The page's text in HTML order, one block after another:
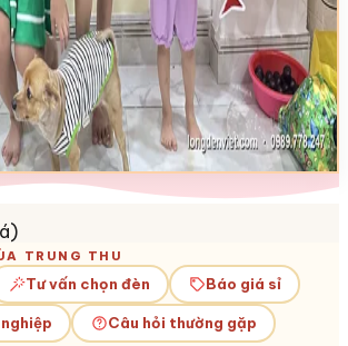
TRUNG THU
Tư vấn chọn đèn Báo giá sỉ
Câu hỏi thường gặp